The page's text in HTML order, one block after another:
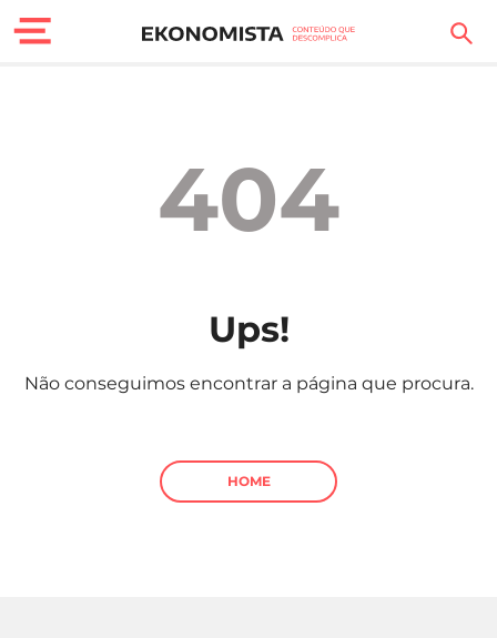
Carreira
Sociedade
Negócios
404
Ups!
Não conseguimos encontrar a página que procura.
HOME